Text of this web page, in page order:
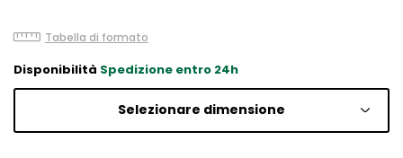
Tabella di formato
Disponibilità Spedizione entro 24h
Selezionare dimensione